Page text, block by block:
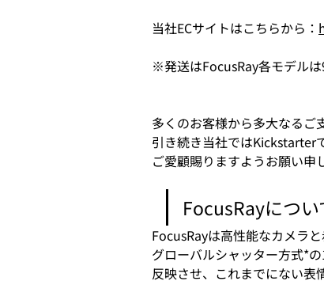
当社ECサイトはこちらから：
※発送はFocusRay各モデル
多くのお客様から多大なるご
引き続き当社ではKickstarter
ご愛顧賜りますようお願い申
FocusRayについ
FocusRayは高性能なカメラ
グローバルシャッター方式*
反映させ、これまでにない表